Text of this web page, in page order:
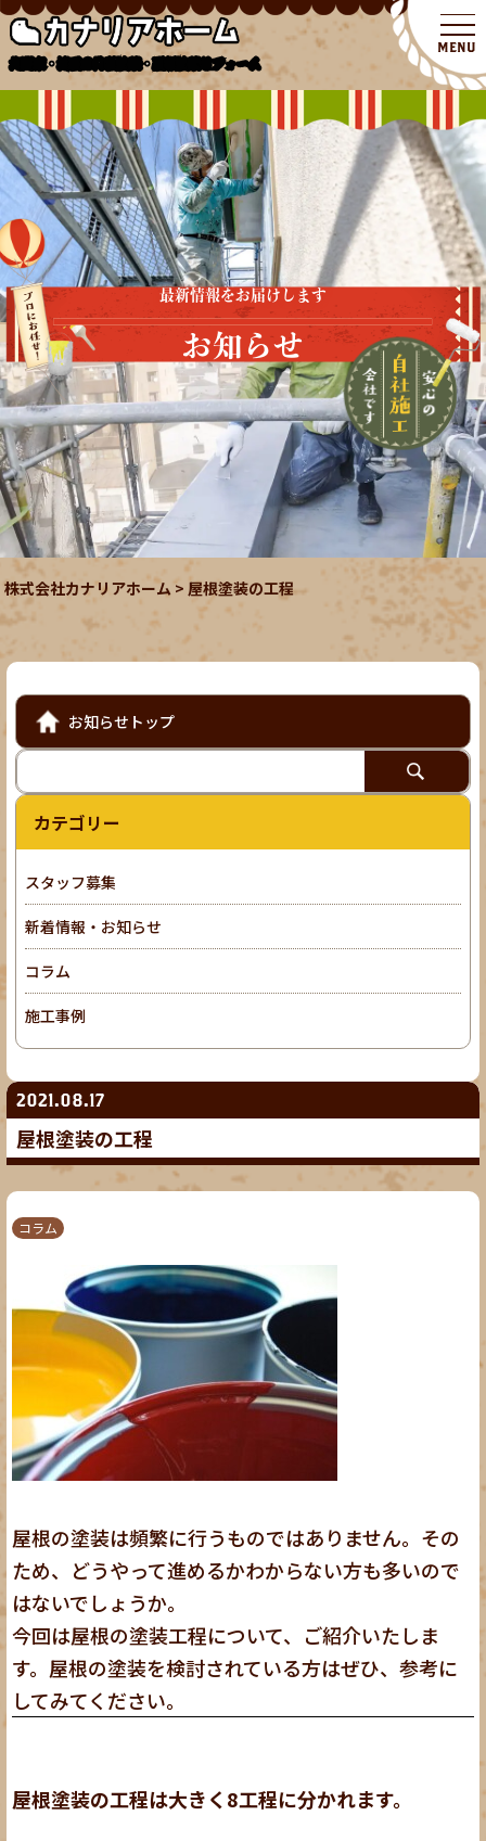
北関東・埼玉の外壁塗装・屋根塗装リフォーム
最新情報をお届けします
お知らせ
株式会社カナリアホーム>屋根塗装の工程
2021.08.17
屋根塗装の工程
コラム
屋根の塗装は頻繁に行うものではありません。その
ため、どうやって進めるかわからない方も多いので
はないでしょうか。
今回は屋根の塗装工程について、ご紹介いたしま
す。屋根の塗装を検討されている方はぜひ、参考に
してみてください。
屋根塗装の工程は大きく8工程に分かれます。
お知らせトップ
カテゴリー
スタッフ募集
新着情報・お知らせ
コラム
施工事例